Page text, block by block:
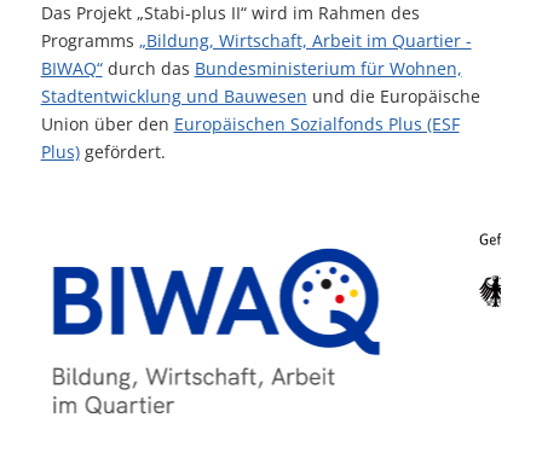
Das Projekt „Stabi-plus II“ wird im Rahmen des
Programms „Bildung, Wirtschaft, Arbeit im Quartier -
BIWAQ“durch das Bundesministerium für Wohnen,
Stadtentwicklung und Bauwesen und die Europäische
Union über den Europäischen Sozialfonds Plus (ESF
Plus)gefördert.